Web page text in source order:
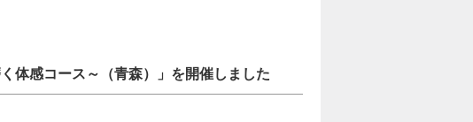
体感コース～（青森）」を開催しました